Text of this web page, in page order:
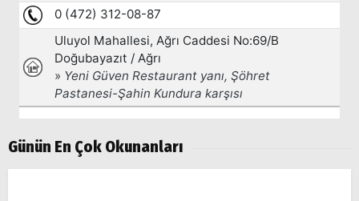
Günün En Çok Okunanları